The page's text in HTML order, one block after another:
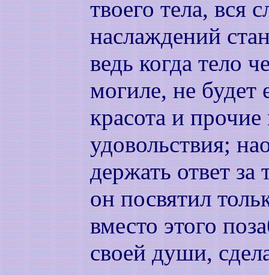
твоего тела, вся
наслаждений
ведь когда тело
могиле, не будет
красота и
удовольствия;
держать ответ
он посвятил
вместо этого
своей души,